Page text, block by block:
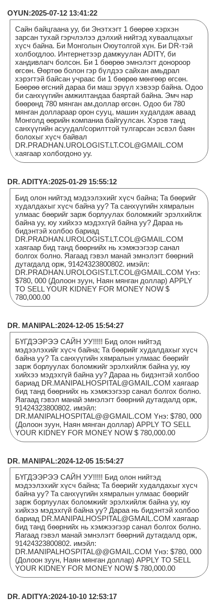
OYUN:2025-07-12 13:41:22
Сайн байцгаана уу, би Энэтхэгт 1 бөөрөө хэрхэн
зарсан тухай гэрчлэлээ дэлхий нийтэд хуваалцахыг
хүсч байна. Би Монголын Оюутолгой хүн. Би DR-тэй
холбогдлоо. Интернетээр дамжуулан ADITY, би
хандивлагч болсон. Би 1 бөөрөө эмнэлэгт донороор
өгсөн. Өөртөө болон гэр бүлдээ сайхан амьдрал
хэрэгтэй байсан учраас би 1 бөөрөө мөнгөөр өгсөн.
Бөөрөө өгсний дараа би маш эрүүл хэвээр байна. Одоо
би санхүүгийн амжилтандаа баяртай байна. Эмч нар
бөөрөнд 780 мянган ам.доллар өгсөн. Одоо би 780
мянган доллараар орон сууц, машин худалдаж аваад
Монголд өөрийн компаниа байгуулсан. Хэрэв танд
санхүүгийн асуудал/сорилттой тулгарсан эсвэл баян
болохыг хүсч байвал
DR.PRADHAN.UROLOGIST.LT.COL@GMAIL.COM
хаягаар холбогдоно уу.
DR. ADITYA:2025-01-29 15:55:12
Бид олон нийтэд мэдээлэхийг хүсч байна; Та бөөрийг
худалдахыг хүсч байна уу? Та санхүүгийн хямралын
улмаас бөөрийг зарж борлуулах боломжийг эрэлхийлж
байна уу, юу хийхээ мэдэхгүй байна уу? Дараа нь
бидэнтэй холбоо бариад
DR.PRADHAN.UROLOGIST.LT.COL@GMAIL.COM
хаягаар бид танд бөөрнийх нь хэмжээгээр санал
болгох болно. Яагаад гэвэл манай эмнэлэгт бөөрний
дутагдалд орж, 91424323800802. имэйл:
DR.PRADHAN.UROLOGIST.LT.COL@GMAIL.COM Yнэ:
$780, 000 (Долоон зуун, Наян мянган доллар) APPLY
TO SELL YOUR KIDNEY FOR MONEY NOW $
780,000.00
DR. MANIPAL:2024-12-05 15:54:27
БҮГДЭЭРЭЭ САЙН УУ!!!!! Бид олон нийтэд
мэдээлэхийг хүсч байна; Та бөөрийг худалдахыг хүсч
байна уу? Та санхүүгийн хямралын улмаас бөөрийг
зарж борлуулах боломжийг эрэлхийлж байна уу, юу
хийхээ мэдэхгүй байна уу? Дараа нь бидэнтэй холбоо
бариад DR.MANIPALHOSPITAL@GMAIL.COM хаягаар
бид танд бөөрнийх нь хэмжээгээр санал болгох болно.
Яагаад гэвэл манай эмнэлэгт бөөрний дутагдалд орж,
91424323800802. имэйл:
DR.MANIPALHOSPITAL@@GMAIL.COM Yнэ: $780, 000
(Долоон зуун, Наян мянган доллар) APPLY TO SELL
YOUR KIDNEY FOR MONEY NOW $ 780,000.00
DR. MANIPAL:2024-12-05 15:54:27
БҮГДЭЭРЭЭ САЙН УУ!!!!! Бид олон нийтэд
мэдээлэхийг хүсч байна; Та бөөрийг худалдахыг хүсч
байна уу? Та санхүүгийн хямралын улмаас бөөрийг
зарж борлуулах боломжийг эрэлхийлж байна уу, юу
хийхээ мэдэхгүй байна уу? Дараа нь бидэнтэй холбоо
бариад DR.MANIPALHOSPITAL@GMAIL.COM хаягаар
бид танд бөөрнийх нь хэмжээгээр санал болгох болно.
Яагаад гэвэл манай эмнэлэгт бөөрний дутагдалд орж,
91424323800802. имэйл:
DR.MANIPALHOSPITAL@@GMAIL.COM Yнэ: $780, 000
(Долоон зуун, Наян мянган доллар) APPLY TO SELL
YOUR KIDNEY FOR MONEY NOW $ 780,000.00
DR. ADITYA:2024-10-10 12:53:17